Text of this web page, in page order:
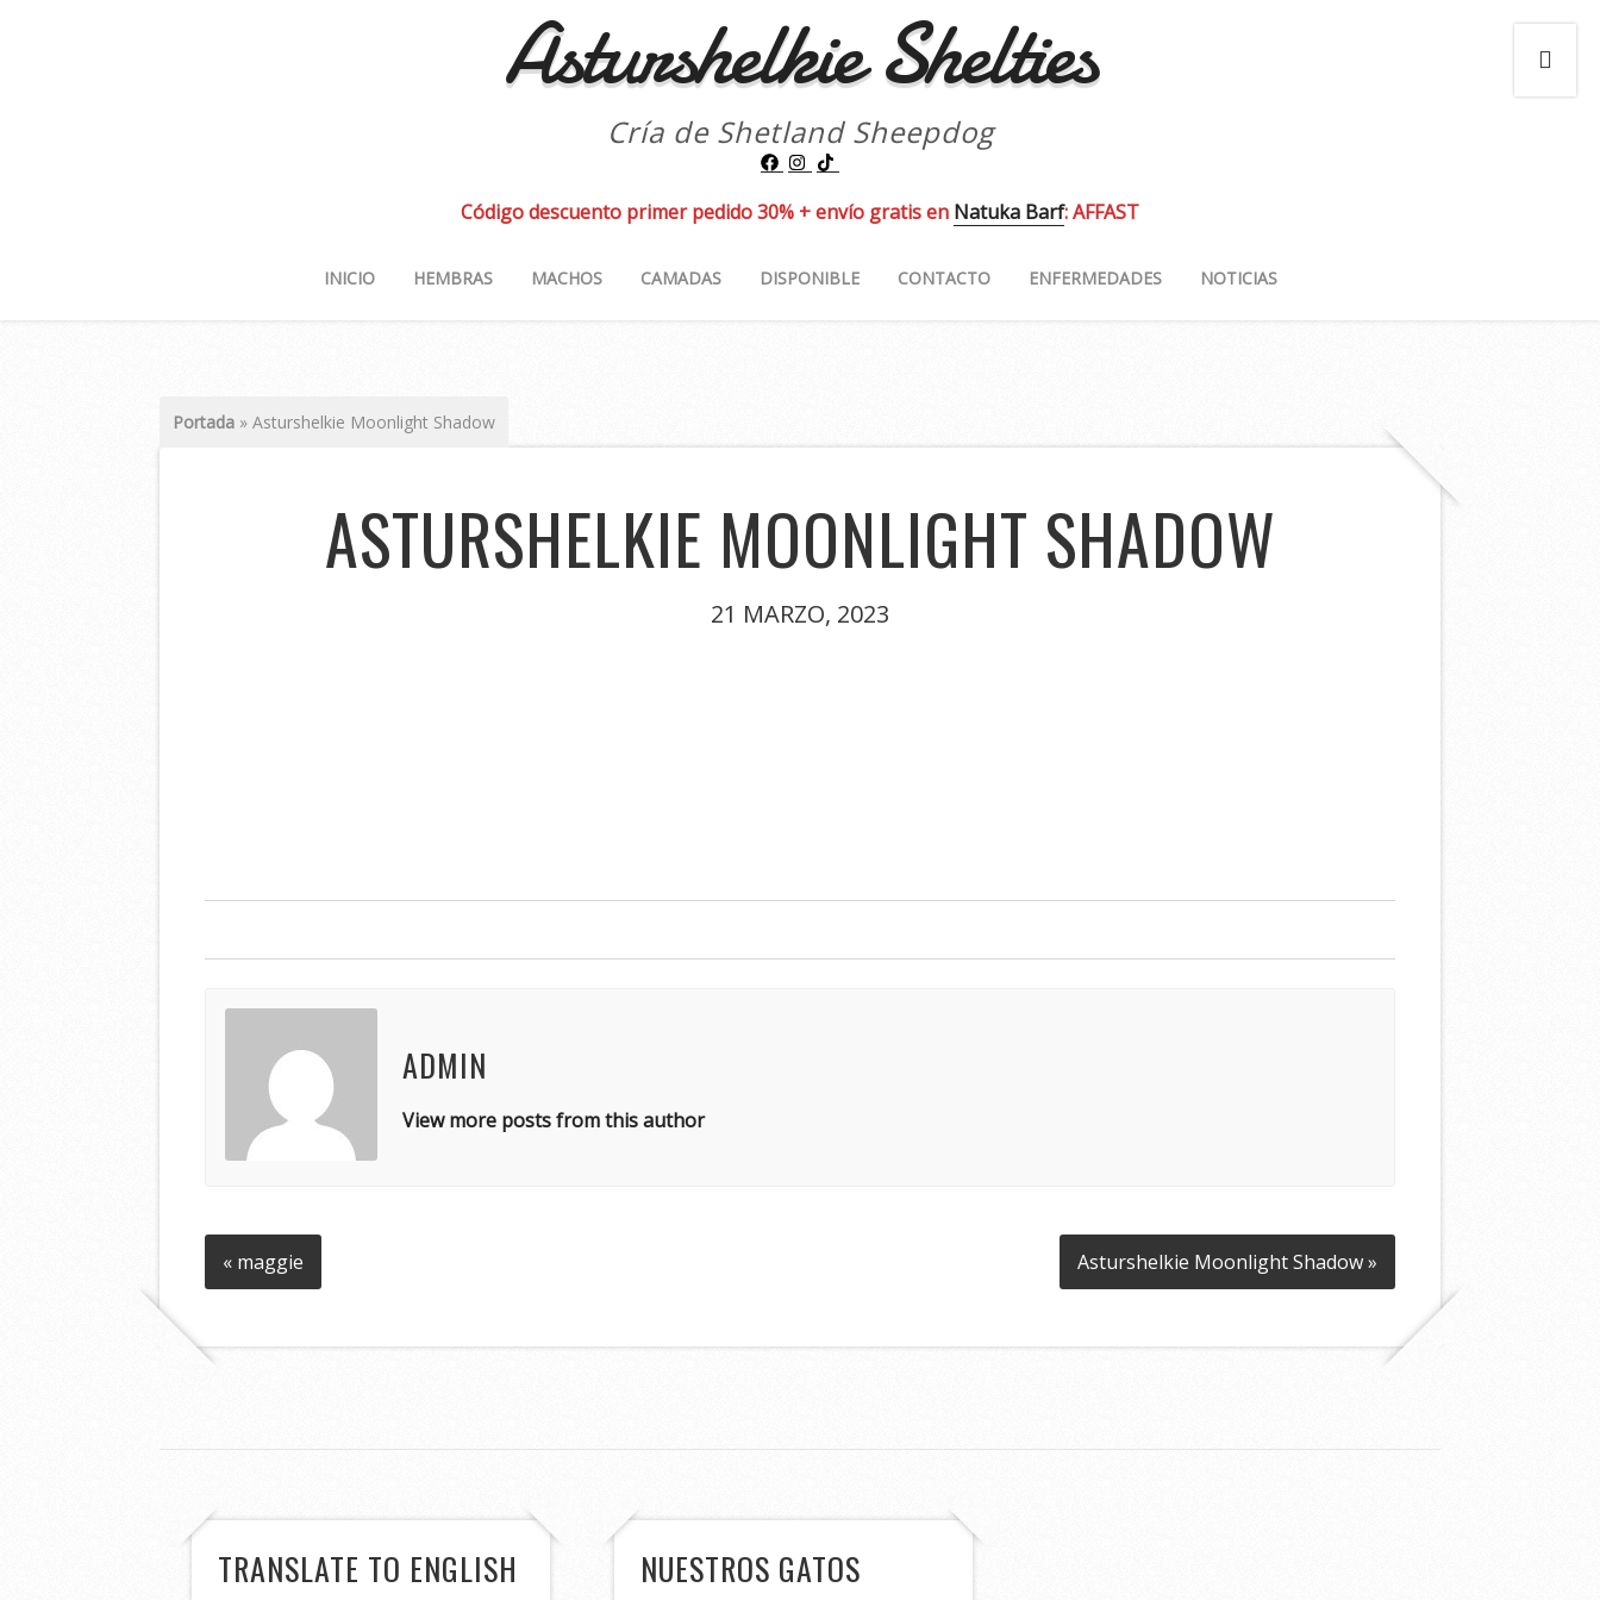
Asturshelkie Shelties
Cría de Shetland Sheepdog
Código descuento primer pedido 30% + envío gratis en Natuka Barf: AFFAST
INICIO HEMBRAS MACHOS CAMADAS DISPONIBLE CONTACTO ENFERMEDADES NOTICIAS
Portada »Asturshelkie Moonlight Shadow
ASTURSHELKIE MOONLIGHT SHADOW
21 MARZO, 2023
ADMIN
View more posts from this author
« maggie Asturshelkie Moonlight Shadow »
TRANSLATE TO ENGLISH NUESTROS GATOS